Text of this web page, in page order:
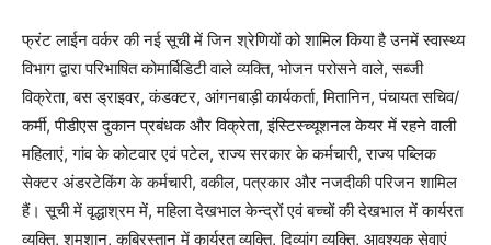
फ्रंट लाईन वर्कर की नई सूची में जिन श्रेणियों को शामिल किया है उनमें स्वास्थ्य
विभाग द्वारा परिभाषित कोमार्बिडिटी वाले व्यक्ति, भोजन परोसने वाले, सब्जी
विक्रेता, बस ड्राइवर, कंडक्टर, आंगनबाड़ी कार्यकर्ता, मितानिन, पंचायत सचिव/
कर्मी, पीडीएस दुकान प्रबंधक और विक्रेता, इंस्टिस्च्यूशनल केयर में रहने वाली
महिलाएं, गांव के कोटवार एवं पटेल, राज्य सरकार के कर्मचारी, राज्य पब्लिक
सेक्टर अंडरटेकिंग के कर्मचारी, वकील, पत्रकार और नजदीकी परिजन शामिल
हैं। सूची में वृद्धाश्रम में, महिला देखभाल केन्द्रों एवं बच्चों की देखभाल में कार्यरत
व्यक्ति, शमशान, कब्रिस्तान में कार्यरत व्यक्ति, दिव्यांग व्यक्ति, आवश्यक सेवाएं